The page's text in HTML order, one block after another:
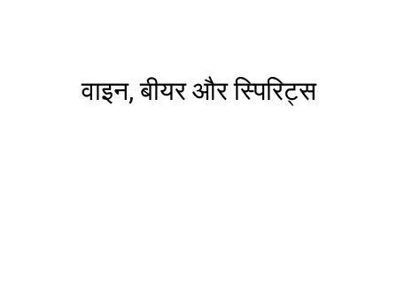
वाइन, बीयर और स्पिरिट्स